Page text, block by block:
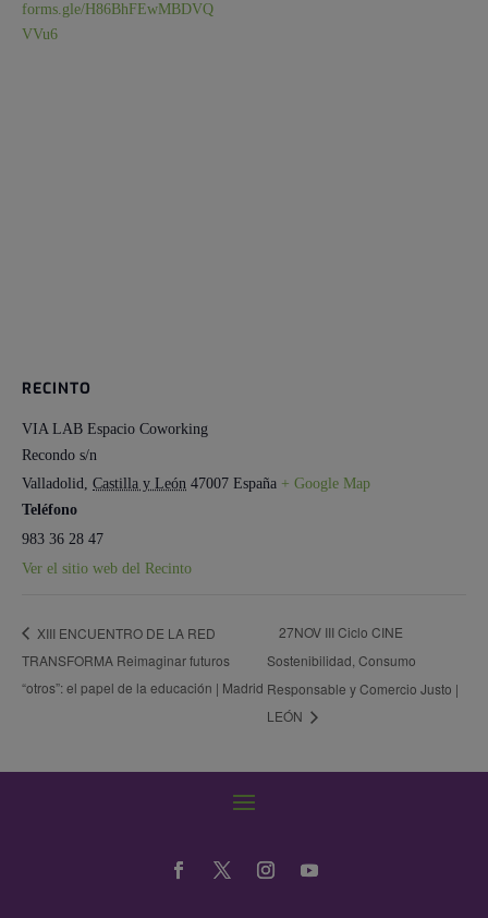
forms.gle/H86BhFEwMBDVQ
VVu6
RECINTO
VIA LAB Espacio Coworking
Recondo s/n
Valladolid, Castilla y León 47007 España + Google Map
Teléfono
983 36 28 47
Ver el sitio web del Recinto
XIII ENCUENTRO DE LA RED
TRANSFORMA Reimaginar futuros
“otros”: el papel de la educación | Madrid
27NOV III Ciclo CINE
Sostenibilidad, Consumo
Responsable y Comercio Justo |
LEÓN